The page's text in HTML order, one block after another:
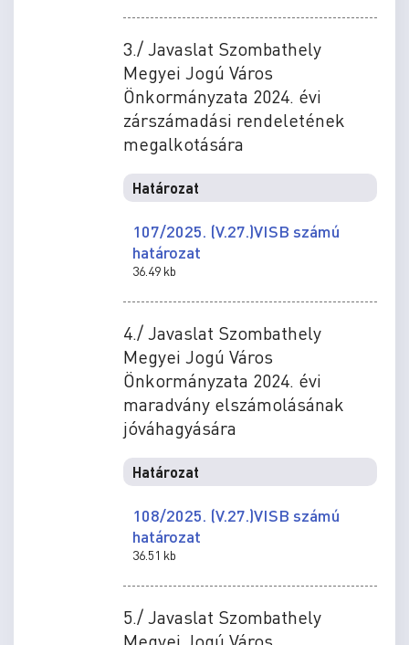
3./ Javaslat Szombathely
Megyei Jogú Város
Önkormányzata 2024. évi
zárszámadási rendeletének
megalkotására
Határozat
107/2025. (V.27.)VISB számú
határozat
36.49 kb
4./ Javaslat Szombathely
Megyei Jogú Város
Önkormányzata 2024. évi
maradvány elszámolásának
jóváhagyására
Határozat
108/2025. (V.27.)VISB számú
határozat
36.51 kb
5./ Javaslat Szombathely